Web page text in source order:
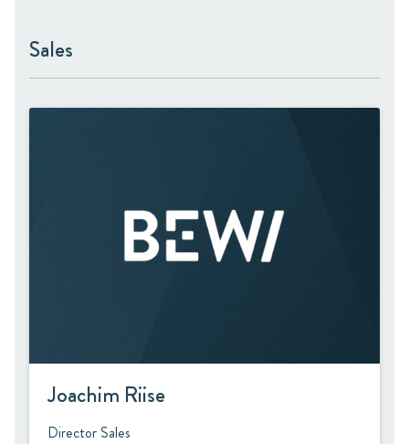
Sales
Joachim Riise
Director Sales